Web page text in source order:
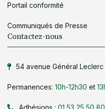
Portail conformité
Communiqués de Presse
Contactez-nous
54 avenue Général
Permanences: 10h-12h30 et
Adhésions : 01 53 25 50 80